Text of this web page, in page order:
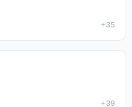
+35
+39